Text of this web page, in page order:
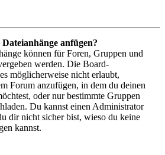
anfügen?
können für Foren, Gruppen und
werden. Die Board-
möglicherweise nicht erlaubt,
Forum anzufügen, in dem du deinen
oder nur bestimmte Gruppen
Du kannst einen Administrator
dir nicht sicher bist, wieso du keine
kannst.